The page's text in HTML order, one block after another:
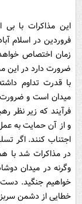
فروردین در اسلام
زمان اختصاص
ضرورت دارد در
با قدرت تداوم
میدان است و ضرورت
فرآیند که زیر نظر
و از آن حمایت به عمل
اجتناب کنند. اگر
در مذاکرات شد با
وگرنه در میدان
خواهیم جنگید.
خطایی از دشمن